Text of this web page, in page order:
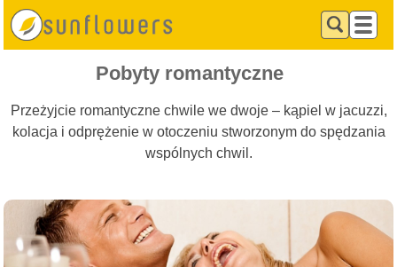
Pobyty romantyczne
Przeżyjcie romantyczne chwile we dwoje – kąpiel w jacuzzi,
kolacja i odprężenie w otoczeniu stworzonym do spędzania
wspólnych chwil.